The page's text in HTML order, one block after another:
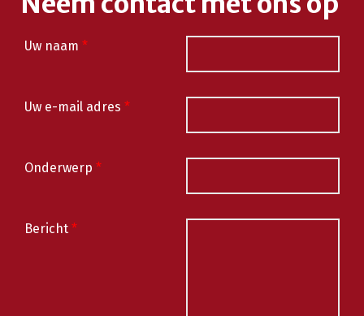
Uw naam *
Uw e-mail adres *
Onderwerp *
Bericht *